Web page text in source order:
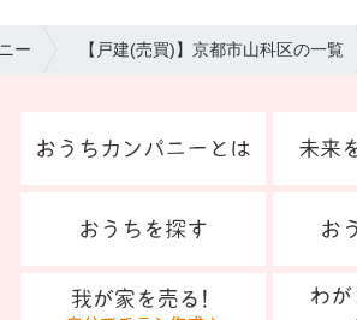
ー 【戸建(売買)】京都市山科区の一覧